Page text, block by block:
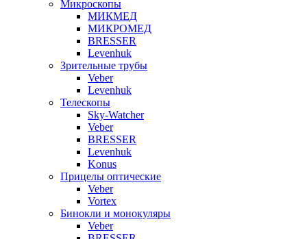
Микроскопы
МИКМЕД
МИКРОМЕД
BRESSER
Levenhuk
Зрительные трубы
Veber
Levenhuk
Телескопы
Sky-Watcher
Veber
BRESSER
Levenhuk
Konus
Прицелы оптические
Veber
Vortex
Бинокли и монокуляры
Veber